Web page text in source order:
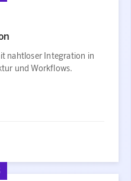
nahtloser Integration in
und Workflows.